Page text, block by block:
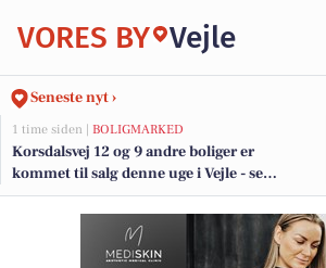
VORES BY Vejle
Seneste nyt ›
1 time siden | BOLIGMARKED
Korsdalsvej 12 og 9 andre boliger er
kommet til salg denne uge i Vejle - se
boligerne her.